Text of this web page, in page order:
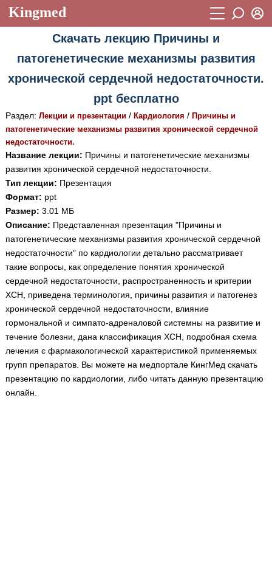
Kingmed
Учебный материал
Видеогалерея 899
Истории болезней 1268
2474
Аккредитационные тесты (6)
Методические рекомендации
Научно-популярное
Статьи
Новости (244)
Медицинская стандартизация
Нормативы экстренной и неотложной помощи
Нормы лабораторных и инструментальных
исследований
Обратная связь
Добавить материал
FAQ
Пароль
Вход
Скачать лекцию Причины и
патогенетические механизмы развития
хронической сердечной недостаточности.
ppt бесплатно
Раздел: Лекции и презентации/ Кардиология / Причины и
патогенетические механизмы развития хронической сердечной
недостаточности.
Название лекции: Причины и патогенетические механизмы
развития хронической сердечной недостаточности.
Тип лекции: Презентация
Формат: ppt
Размер: 3.01 МБ
Описание: Представленная презентация "Причины и
патогенетические механизмы развития хронической сердечной
недостаточности" по кардиологии детально рассматривает
такие вопросы, как определение понятия хронической
сердечной недостаточности, распространенность и критерии
ХСН, приведена терминология, причины развития и патогенез
хронической сердечной недостаточности, влияние
гормональной и симпато-адреналовой системны на развитие и
течение болезни, дана классификация ХСН, подробная схема
лечения с фармакологической характеристикой применяемых
групп препаратов. Вы можете на медпортале КингМед скачать
презентацию по кардиологии, либо читать данную презентацию
онлайн.